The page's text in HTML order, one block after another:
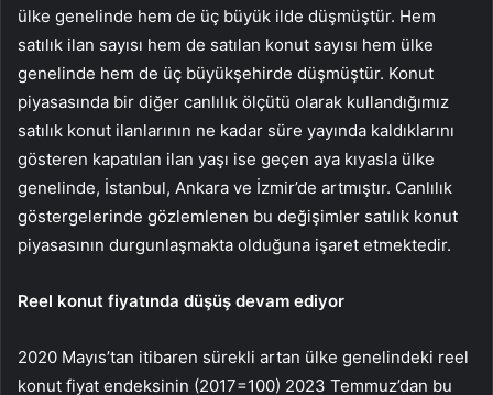
ülke genelinde hem de üç büyük ilde düşmüştür. Hem
satılık ilan sayısı hem de satılan konut sayısı hem ülke
genelinde hem de üç büyükşehirde düşmüştür. Konut
piyasasında bir diğer canlılık ölçütü olarak kullandığımız
satılık konut ilanlarının ne kadar süre yayında kaldıklarını
gösteren kapatılan ilan yaşı ise geçen aya kıyasla ülke
genelinde, İstanbul, Ankara ve İzmir’de artmıştır. Canlılık
göstergelerinde gözlemlenen bu değişimler satılık konut
piyasasının durgunlaşmakta olduğuna işaret etmektedir.
Reel konut fiyatında düşüş devam ediyor
2020 Mayıs’tan itibaren sürekli artan ülke genelindeki reel
konut fiyat endeksinin (2017=100) 2023 Temmuz’dan bu